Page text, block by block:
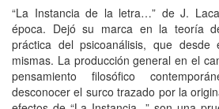
“La Instancia de la letra…” de J.
época. Dejó su marca en la teoría
práctica del psicoanálisis, que
mismas. La producción general en el
pensamiento filosófico
desconocer el surco trazado por la